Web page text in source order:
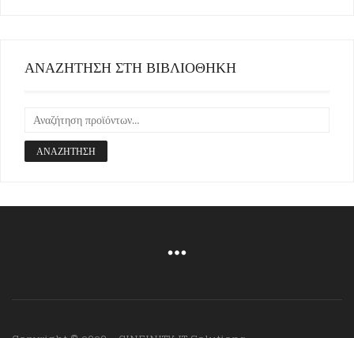
ΑΝΑΖΗΤΗΣΗ ΣΤΗ ΒΙΒΛΙΟΘΗΚΗ
ΑΝΑΖΉΤΗΣΗ